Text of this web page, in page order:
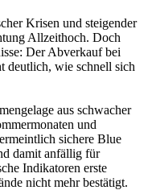
Krisen und steigender
Allzeithoch. Doch
Der Abverkauf bei
deutlich, wie schnell sich
aus schwacher
und
sichere Blue
damit anfällig für
Indikatoren erste
nicht mehr bestätigt.